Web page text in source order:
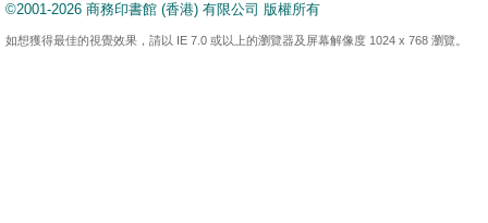
©2001-2026 商務印書館 (香港) 有限公司 版權所有
如想獲得最佳的視覺效果，請以 IE 7.0 或以上的瀏覽器及屏幕解像度 1024 x 768 瀏覽。